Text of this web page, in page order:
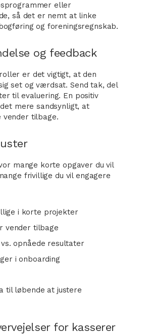
eller
så det er nemt at linke
og foreningsregnskab.
og feedback
er det vigtigt, at den
set og værdsat. Send tak, del
til evaluering. En positiv
mere sandsynligt, at
vender tilbage.
mange korte opgaver du vil
frivillige du vil engagere
i korte projekter
vender tilbage
opnåede resultater
i onboarding
til løbende at justere
for kasserer